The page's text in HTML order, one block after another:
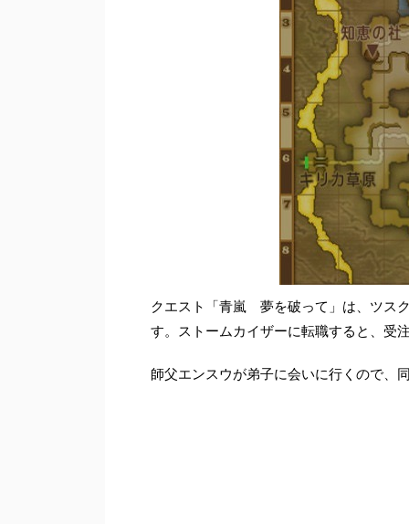
クエスト「青嵐 夢を破って」は、ツス
す。ストームカイザーに転職すると、受
師父エンスウが弟子に会いに行くので、